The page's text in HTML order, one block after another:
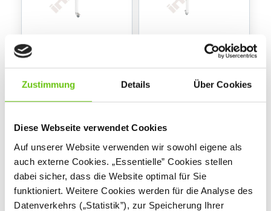
Zustimmung Details Über Cookies
Diese Webseite verwendet Cookies
Auf unserer Website verwenden wir sowohl eigene als
auch externe Cookies. „Essentielle” Cookies stellen
dabei sicher, dass die Website optimal für Sie
funktioniert. Weitere Cookies werden für die Analyse des
Datenverkehrs („Statistik”), zur Speicherung Ihrer
Durchmesser 90 cm,
Rollen - hellbeige
Marcus Tisch 140 x 80
cm auf Rollen